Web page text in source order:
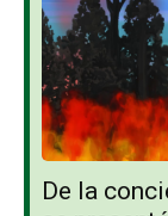
De la